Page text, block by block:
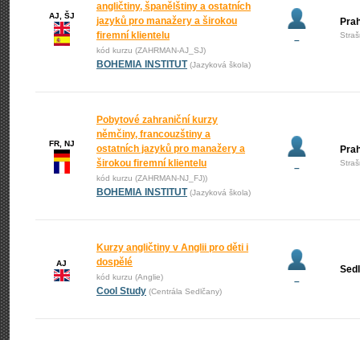
AJ, ŠJ
angličtiny, španělštiny a ostatních
jazyků pro manažery a širokou
firemní klientelu
kód kurzu (ZAHRMAN-AJ_SJ)
BOHEMIA INSTITUT (Jazyková škola)
–
FR, NJ
Pobytové zahraniční kurzy
němčiny, francouzštiny a
ostatních jazyků pro manažery a
širokou firemní klientelu
kód kurzu (ZAHRMAN-NJ_FJ))
BOHEMIA INSTITUT (Jazyková škola)
–
AJ
Kurzy angličtiny v Anglii pro děti i
dospělé
kód kurzu (Anglie)
Cool Study (Centrála Sedlčany)
–